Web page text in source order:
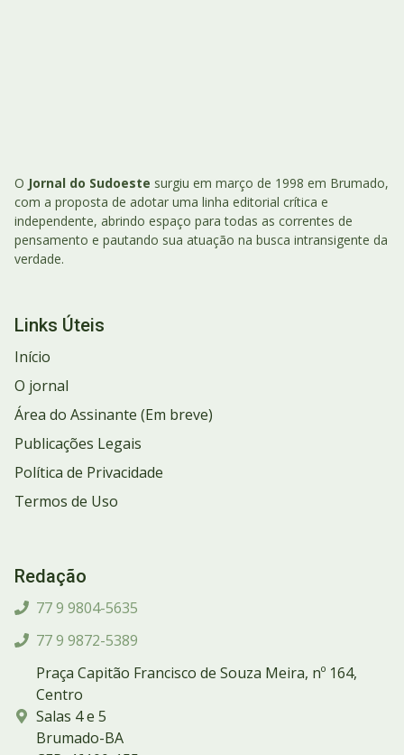
O Jornal do Sudoeste surgiu em março de 1998 em Brumado,
com a proposta de adotar uma linha editorial crítica e
independente, abrindo espaço para todas as correntes de
pensamento e pautando sua atuação na busca intransigente da
verdade.
Links Úteis
Início
O jornal
Área do Assinante (Em breve)
Publicações Legais
Política de Privacidade
Termos de Uso
Redação
77 9 9804-5635
77 9 9872-5389
Praça Capitão Francisco de Souza Meira, nº 164,
Centro
Salas 4 e 5
Brumado-BA